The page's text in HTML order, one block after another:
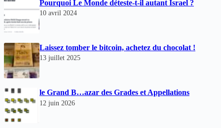
Pourquoi Le Monde déteste-t-il autant Israel ?
10 avril 2024
Laissez tomber le bitcoin, achetez du chocolat !
13 juillet 2025
le Grand B…azar des Grades et Appellations
12 juin 2026